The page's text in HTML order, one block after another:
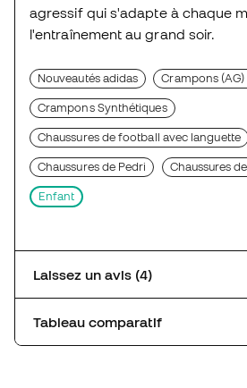
agressif qui s'adapte à chaque
l'entraînement au grand soir.
Nouveautés adidas Crampons
Crampons Synthétiques
Chaussures de football avec languette
Chaussures de Pedri Chaussures
Enfant
Laissez un avis (4)
Tableau comparatif